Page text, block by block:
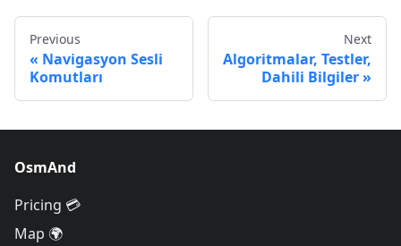
Previous
Navigasyon Sesli
Komutları
Next
Algoritmalar, Testler,
Dahili Bilgiler
OsmAnd
Pricing 💳
Map 🌍